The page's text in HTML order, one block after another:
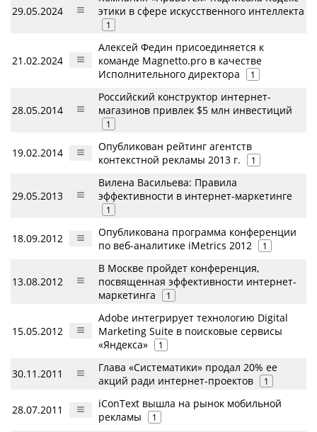
29.05.2024
этики в сфере искусственного интеллекта
1
21.02.2024
Алексей Федин присоединяется к
команде Magnetto.pro в качестве
Исполнительного директора
1
28.05.2014
Российский конструктор интернет-
магазинов привлек $5 млн инвестиций
1
19.02.2014
Опубликован рейтинг агентств
контекстной рекламы 2013 г.
1
29.05.2013
Вилена Васильева: Правила
эффективности в интернет-маркетинге
1
18.09.2012
Опубликована программа конференции
по веб-аналитике iMetrics 2012
1
13.08.2012
В Москве пройдет конференция,
посвященная эффективности интернет-
маркетинга
1
15.05.2012
Adobe интегрирует технологию Digital
Marketing Suite в поисковые сервисы
«Яндекса»
1
30.11.2011
Глава «Систематики» продал 20% ее
акций ради интернет-проектов
1
28.07.2011
iConText вышла на рынок мобильной
рекламы
1